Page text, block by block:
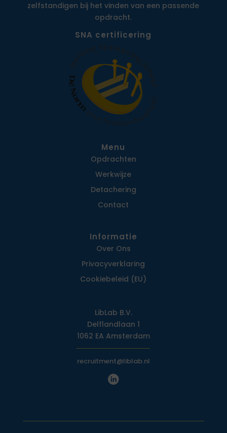
zelfstandigen bij het vinden van een passende
opdracht.
SNA certificering
Menu
Opdrachten
Werkwijze
Detachering
Contact
Informatie
Over Ons
Privacy­verklaring
Cookiebeleid (EU)
LibLab B.V.
Delflandlaan 1
1062 EA Amsterdam
recruitment@liblab.nl